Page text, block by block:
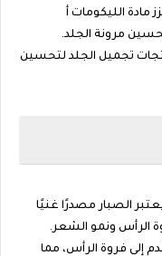
مادة الليكومات أ
مرونة الجلد.
تجميل الجلد لتحسين
الصبار مصدرًا غنيًا
الرأس ونمو الشعر.
إلى فروة الرأس، مما